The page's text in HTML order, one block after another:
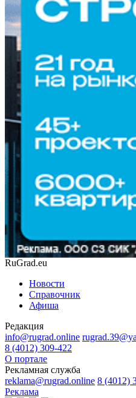
RuGrad.eu
Новости
Справочник
Афиша
Редакция
info@rugrad.online
8 (4012) 309-422
О портале
Рекламная служба
reklama@rugrad.online 8 (4012)
Реклама